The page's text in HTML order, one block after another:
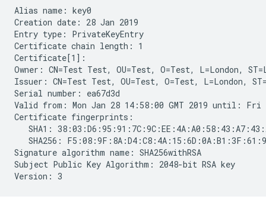
Alias name: key0
Creation date: 28 Jan 2019
Entry type: PrivateKeyEntry
Certificate chain length: 1
Certificate[1]:
Owner: CN=Test Test, OU=Test, O=Test, L=London,
Issuer: CN=Test Test, OU=Test, O=Test, L=London,
Serial number: ea67d3d
Valid from: Mon Jan 28 14:58:00 GMT 2019 until: Fri
Certificate fingerprints:
SHA1:
SHA256:
Signature algorithm name: SHA256withRSA
Subject Public Key Algorithm: 2048-bit RSA key